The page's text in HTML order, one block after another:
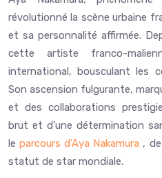
révolutionné la scène urbaine
et sa personnalité affirmée.
cette artiste franco-
international, bousculant les
Son ascension fulgurante,
et des collaborations
brut et d’une détermination
leparcours d’Aya Nakamura ,
statut de star mondiale.